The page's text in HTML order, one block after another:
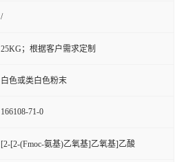
/
25KG；根据客户需求定制
白色或类白色粉末
166108-71-0
[2-[2-(Fmoc-氨基)乙氧基]乙氧基]乙酸